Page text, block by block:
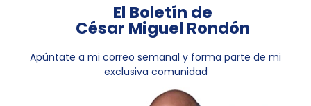
El Boletín de
César Miguel Rondón
Apúntate a mi correo semanal y forma parte de mi
exclusiva comunidad